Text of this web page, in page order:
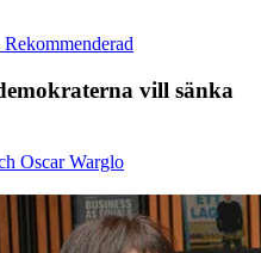
Rekommenderad
vill sänka
Oscar Warglo